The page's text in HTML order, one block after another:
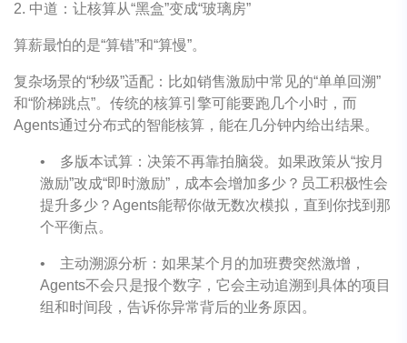
2. 中道：让核算从“黑盒”变成“玻璃房”
算薪最怕的是“算错”和“算慢”。
复杂场景的“秒级”适配：比如销售激励中常见的“单单回溯”
和“阶梯跳点”。传统的核算引擎可能要跑几个小时，而
Agents通过分布式的智能核算，能在几分钟内给出结果。
•
多版本试算：决策不再靠拍脑袋。如果政策从“按月
激励”改成“即时激励”，成本会增加多少？员工积极性会
提升多少？Agents能帮你做无数次模拟，直到你找到那
个平衡点。
•
主动溯源分析：如果某个月的加班费突然激增，
Agents不会只是报个数字，它会主动追溯到具体的项目
组和时间段，告诉你异常背后的业务原因。